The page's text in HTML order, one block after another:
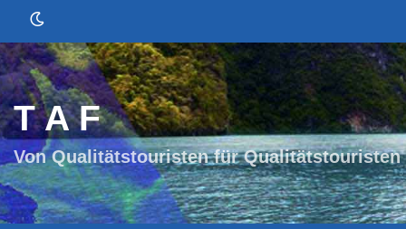
T A F
Von Qualitätstouristen für Qualitätstouristen